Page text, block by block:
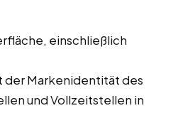
einschließlich
der Markenidentität des
und Vollzeitstellen in